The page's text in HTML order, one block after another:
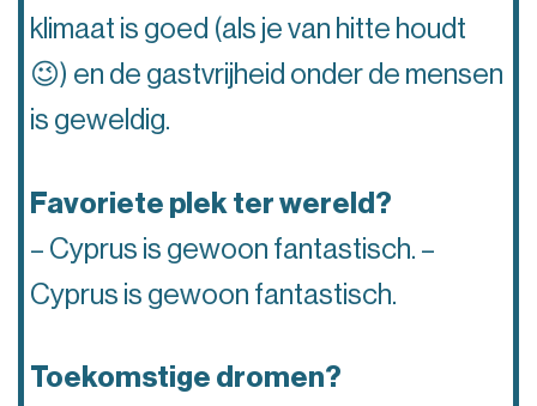
klimaat is goed (als je van hitte houdt
😉) en de gastvrijheid onder de mensen
is geweldig.
Favoriete plek ter wereld?
– Cyprus is gewoon fantastisch. –
Cyprus is gewoon fantastisch.
Toekomstige dromen?